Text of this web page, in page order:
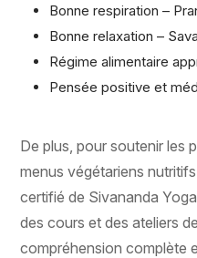
Bonne respiration –
Bonne relaxation –
Régime alimentaire
Pensée positive et
De plus, pour soutenir les
menus végétariens
certifié de Sivananda
des cours et des ateliers
compréhension complète